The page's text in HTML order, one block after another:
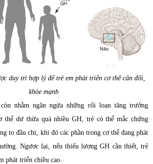
duy trì hợp lý để trẻ em phát triển cơ thể cân đối,
khỏe mạnh
nhằm ngăn ngừa những rối loạn tăng trưởng
thể dư thừa quá nhiều GH, trẻ có thể mắc chứng
to đầu chi, khi đó các phần trong cơ thể đang phát
Ngược lại, nếu thiếu lượng GH cần thiết, trẻ
phát triển chiều cao.